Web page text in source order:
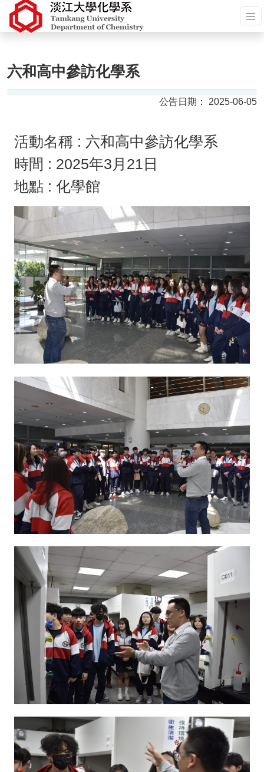
六和高中參訪化學系
2025-06-05
活動名稱 : 六和高中參訪化學系
時間 : 2025年3月21日
地點 : 化學館